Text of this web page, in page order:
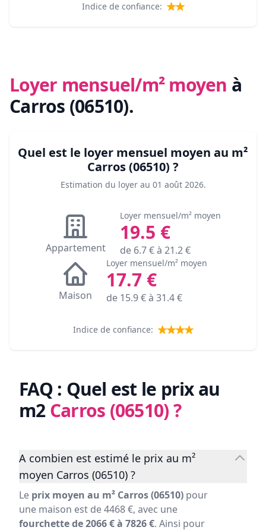
Indice de confiance:
Loyer mensuel/m² moyen à
Carros (06510).
Quel est le loyer mensuel moyen au m²
Carros (06510) ?
Estimation du loyer au 01 août 2026.
Appartement
Loyer mensuel/m² moyen
19.5 €
de 6.7€ à 21.2€
Maison
Loyer mensuel/m² moyen
17.7 €
de 15.9€ à 31.4€
Indice de confiance:
FAQ : Quel est le prix au
m2Carros (06510)?
A combien est estimé le prix au m²
moyen Carros (06510) ?
Le prix moyen au m² Carros (06510) pour
une maison est de 4468 €, avec une
fourchette de 2066 € à 7826 €. Ainsi pour